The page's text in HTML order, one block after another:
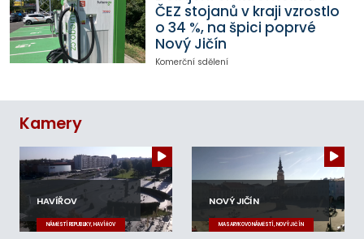
ČEZ stojanů v kraji vzrostlo
o 34 %, na špici poprvé
Nový Jičín
Komerční sdělení
Kamery
HAVÍŘOV
NÁMĚSTÍ REPUBLIKY, HAVÍŘOV
NOVÝ JIČÍN
MASARYKOVO NÁMĚSTÍ, NOVÝ JIČÍN